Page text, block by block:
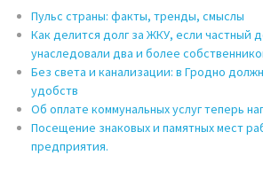
Пульс страны: факты, тренды, смыслы
Как делится долг за ЖКУ, если частный
унаследовали два и более
Без света и канализации: в Гродно
удобств
Об оплате коммунальных услуг теперь
Посещение знаковых и памятных мест
предприятия.